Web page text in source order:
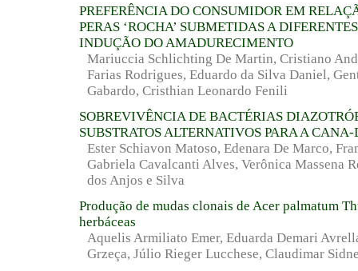
PREFERÊNCIA DO CONSUMIDOR EM
PERAS ‘ROCHA’ SUBMETIDAS A
INDUÇÃO DO AMADURECIMENTO
Mariuccia Schlichting De Martin, Cristiano
Farias Rodrigues, Eduardo da Silva Daniel,
Gabardo, Cristhian Leonardo Fenili
SOBREVIVÊNCIA DE BACTÉRIAS
SUBSTRATOS ALTERNATIVOS PARA A
Ester Schiavon Matoso, Edenara De Marco,
Gabriela Cavalcanti Alves, Verônica Massena
dos Anjos e Silva
Produção de mudas clonais de Acer palmatum
herbáceas
Aquelis Armiliato Emer, Eduarda Demari
Grzeça, Júlio Rieger Lucchese, Claudimar